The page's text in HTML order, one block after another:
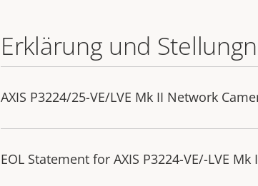
Erklärung und
AXIS P3224/25-VE/LVE Mk II Network
EOL Statement for AXIS P3224-VE/-LVE